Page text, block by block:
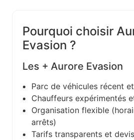
Pourquoi choisir
Evasion ?
Les + Aurore Evasion
Parc de véhicules récent
Chauffeurs expérimentés
Organisation flexible
arrêts)
Tarifs transparents et